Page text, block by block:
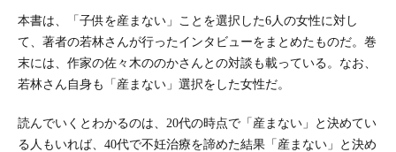
本書は、「子供を産まない」ことを選択した6人の女性に対し
て、著者の若林さんが行ったインタビューをまとめたものだ。巻
末には、作家の佐々木ののかさんとの対談も載っている。なお、
若林さん自身も「産まない」選択をした女性だ。
読んでいくとわかるのは、20代の時点で「産まない」と決めてい
る人もいれば、40代で不妊治療を諦めた結果「産まない」と決め